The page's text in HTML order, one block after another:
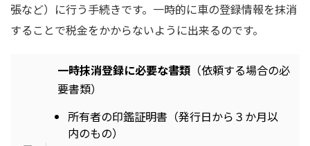
張など）に行う手続きです。一時的に車の登録情報を抹消
することで税金をかからないように出来るのです。
一時抹消登録に必要な書類（依頼する場合の必
要書類）
所有者の印鑑証明書（発行日から３か月以
内のもの）